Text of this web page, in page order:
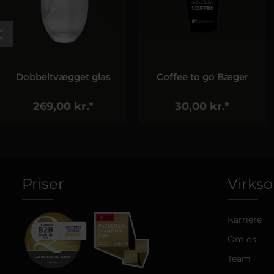
Dobbeltvægget glas
269,00 kr.*
Coffee to go Bæger
30,00 kr.*
Priser
Karriere
Om os
Team